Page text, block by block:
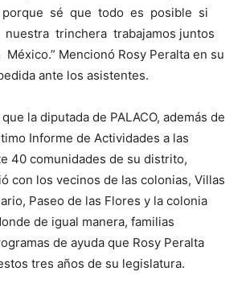
sé que todo es posible si
trinchera trabajamos juntos
Mencionó Rosy Peralta en su
ante los asistentes.
la diputada de PALACO, además de
Informe de Actividades a las
40 comunidades de su distrito,
con los vecinos de las colonias, Villas
Paseo de las Flores y la colonia
de igual manera, familias
de ayuda que Rosy Peralta
tres años de su legislatura.